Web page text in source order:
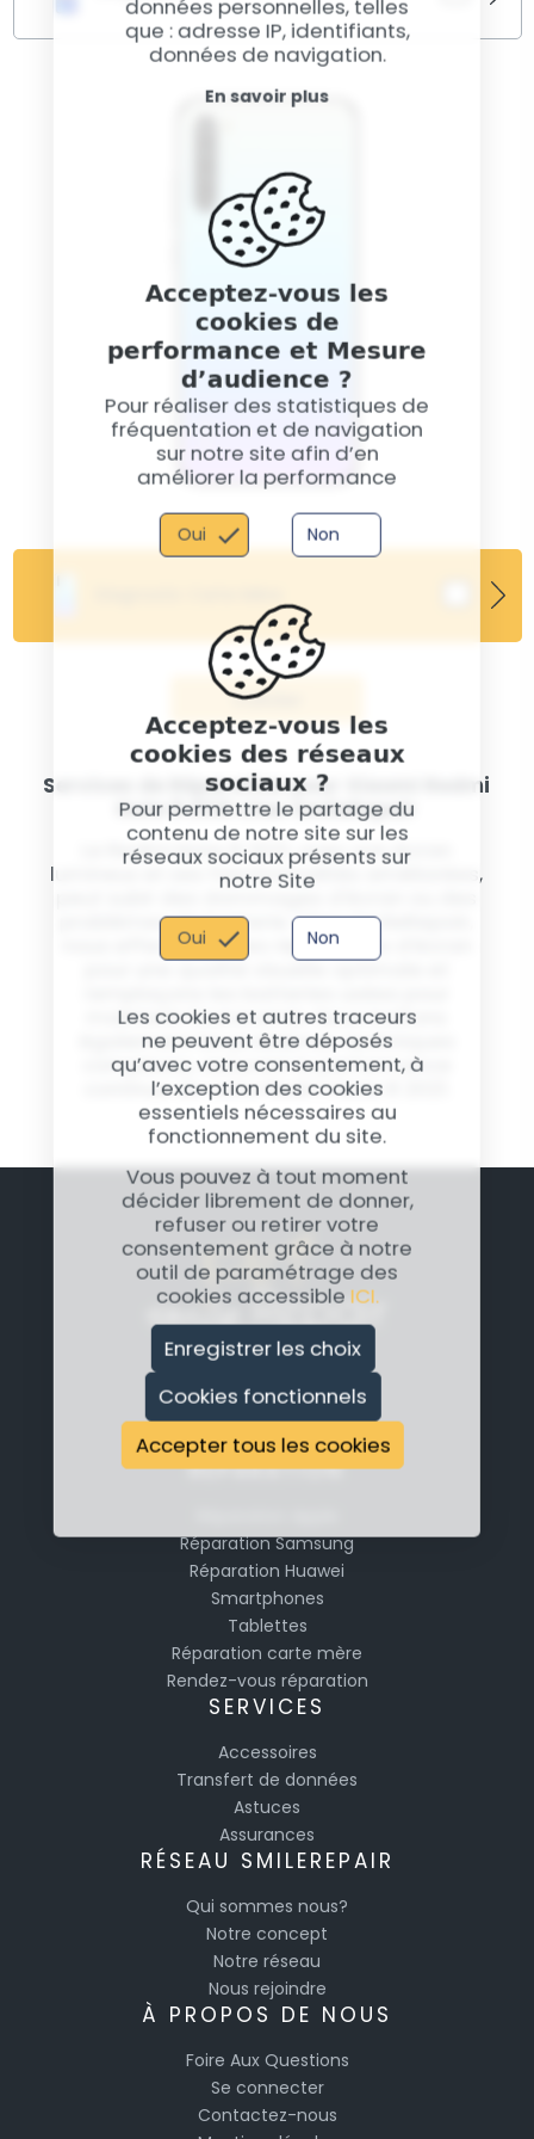
données personnelles, telles
que : adresse IP, identifiants,
données de navigation.
En savoir plus
Acceptez-vous les
cookies de
performance et Mesure
d’audience ?
Pour réaliser des statistiques de
fréquentation et de navigation
sur notre site afin d’en
améliorer la performance
Oui Non
Acceptez-vous les
cookies des réseaux
sociaux ?
Pour permettre le partage du
contenu de notre site sur les
réseaux sociaux présents sur
notre Site
Oui Non
Les cookies et autres traceurs
ne peuvent être déposés
qu’avec votre consentement, à
l’exception des cookies
essentiels nécessaires au
fonctionnement du site.
Vous pouvez à tout moment
décider librement de donner,
refuser ou retirer votre
consentement grâce à notre
outil de paramétrage des
cookies accessible ICI.
Enregistrer les choix
Cookies fonctionnels
Accepter tous les cookies
temps de remplacer le connecteur de charge et le
micro. Notre service peut résoudre ces problèmes
pour restaurer la fonctionnalité de votre appareil.
Si votre Xiaomi Redmi Note 8 2021 présente des
comportements anormaux ou ne s'allume plus, il
pourrait y avoir des problèmes complexes. Notre
service de diagnostic approfondi permet d'identifier
Valider
Services de Réparation pour Xiaomi Redmi
Note 8 2021 chez SmileRepair
Le Redmi Note 8 2021, avec son écran
lumineux et ses fonctionnalités améliorées,
peut subir des dommages d'écran ou des
problèmes de batterie. Chez SmileRepair,
nous effectuons des réparations d'écran
pour une qualité visuelle optimale et
maintenir l'autonomie. Nous traitons
également les problèmes techniques
complexes, assurant la performance
continue de votre Redmi Note 8 2021.
RÉPARATION
Réparation Samsung
Réparation Huawei
Smartphones
Tablettes
Réparation carte mère
Rendez-vous réparation
SERVICES
Accessoires
Transfert de données
Astuces
Assurances
RÉSEAU SMILEREPAIR
Qui sommes nous?
Notre concept
Notre réseau
Nous rejoindre
À PROPOS DE NOUS
Foire Aux Questions
Se connecter
Contactez-nous